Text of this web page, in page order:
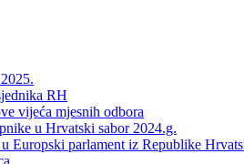
RH
vijeća mjesnih odbora
u Hrvatski sabor 2024.g.
Europski parlament iz Republike